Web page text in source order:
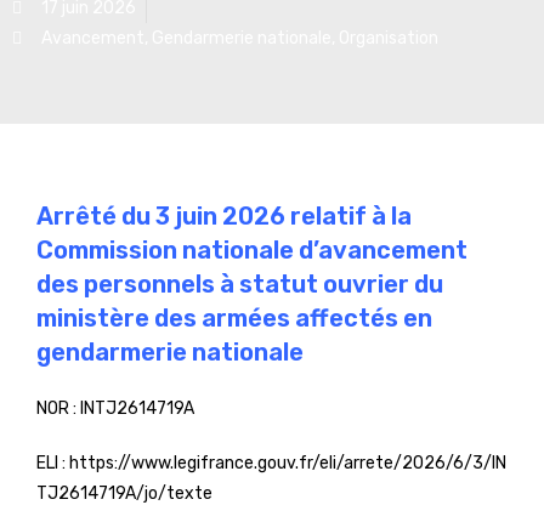
Arrêté du 3 juin 2026 relatif à la
Commission nationale d’avancement
des personnels à statut ouvrier du
ministère des armées affectés en
gendarmerie nationale
NOR : INTJ2614719A
ELI : https://www.legifrance.gouv.fr/eli/arrete/2026/6/3/IN
TJ2614719A/jo/texte